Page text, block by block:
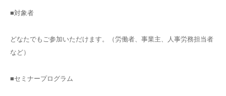
■対象者
どなたでもご参加いただけます。（労働者、事業主、人事労務担当者
など）
■セミナープログラム